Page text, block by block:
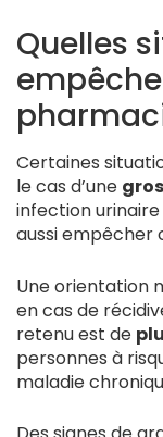
Quelles
Certaines
le cas d’une
infection urinaire
aussi empêcher
Une orientation
en cas de
retenu est de
personnes à
maladie